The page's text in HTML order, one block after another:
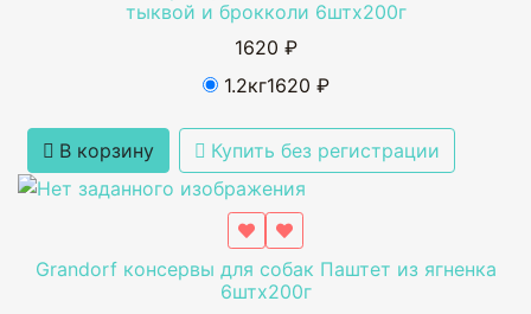
тыквой и брокколи 6штх200г
1620 ₽
1.2кг1620 ₽
В корзину Купить без регистрации
Grandorf консервы для собак Паштет из ягненка
6штх200г